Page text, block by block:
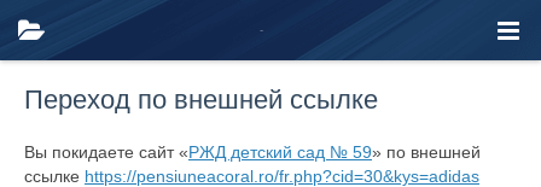
Переход по внешней ссылке
Вы покидаете сайт «РЖД детский сад № 59» по внешней
ссылке https://pensiuneacoral.ro/fr.php?cid=30&kys=adidas